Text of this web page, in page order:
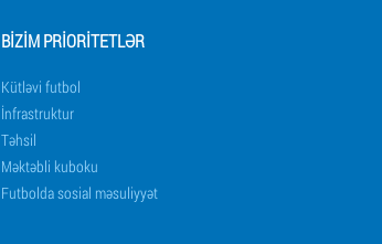
BIZIM PRIORITETLƏR
Kütləvi futbol
İnfrastruktur
Təhsil
Məktəbli kuboku
Futbolda sosial məsuliyyət